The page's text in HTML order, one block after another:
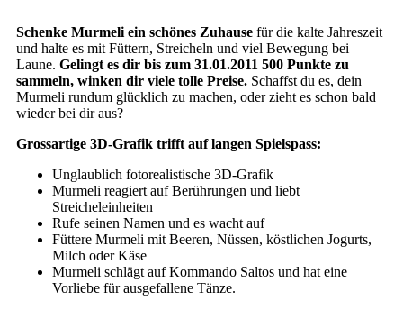
Schenke Murmeli ein schönes Zuhausefür die kalte Jahreszeit
und halte es mit Füttern, Streicheln und viel Bewegung bei
Laune. Gelingt es dir bis zum 31.01.2011 500 Punkte zu
sammeln, winken dir viele tolle Preise.Schaffst du es, dein
Murmeli rundum glücklich zu machen, oder zieht es schon bald
wieder bei dir aus?
Grossartige 3D-Grafik trifft auf langen Spielspass:
Unglaublich fotorealistische 3D-Grafik
Murmeli reagiert auf Berührungen und liebt
Streicheleinheiten
Rufe seinen Namen und es wacht auf
Füttere Murmeli mit Beeren, Nüssen, köstlichen Jogurts,
Milch oder Käse
Murmeli schlägt auf Kommando Saltos und hat eine
Vorliebe für ausgefallene Tänze.